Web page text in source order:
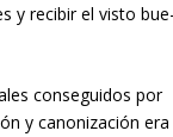
y recibir el visto
conseguidos por
y canonización era